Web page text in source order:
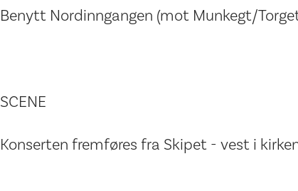
Benytt Nordinngangen (mot Munkegt/
SCENE
Konserten fremføres fra Skipet - vest i